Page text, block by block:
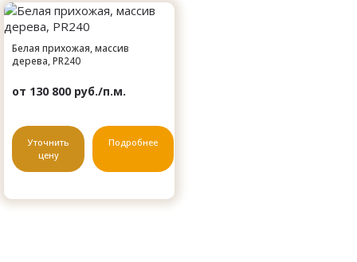
Белая прихожая, массив
дерева, PR240
от 130 800 руб./п.м.
Уточнить
цену
Подробнее